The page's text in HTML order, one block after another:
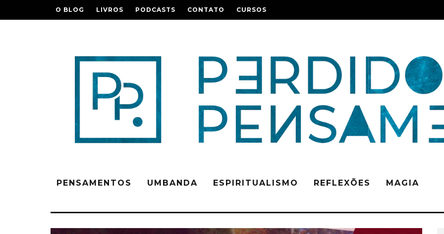
O BLOG LIVROS PODCASTS CONTATO CURSOS
PENSAMENTOS UMBANDA ESPIRITUALISMO REFLEXÕES MAGIA